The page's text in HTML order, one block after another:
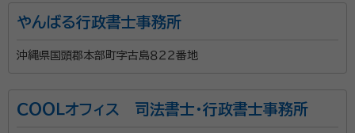
やんばる行政書士事務所
沖縄県国頭郡本部町字古島８２２番地
ＣＯＯＬオフィス 司法書士・行政書士事務所